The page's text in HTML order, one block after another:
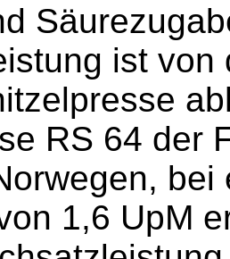
ist von
RS 64 der
1,6 UpM